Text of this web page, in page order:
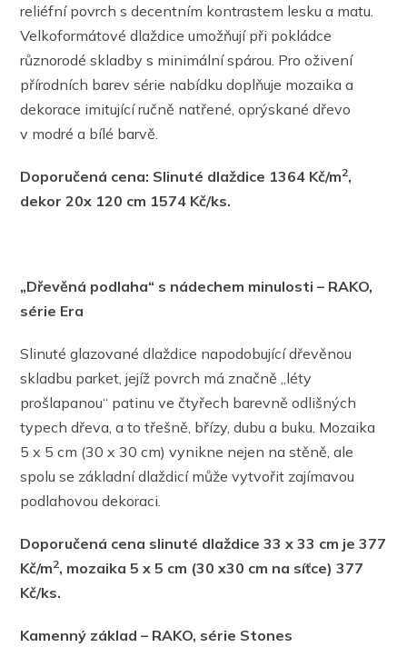
reliéfní povrch s decentním kontrastem lesku a matu.
Velkoformátové dlaždice umožňují při pokládce
různorodé skladby s minimální spárou. Pro oživení
přírodních barev série nabídku doplňuje mozaika a
dekorace imitující ručně natřené, oprýskané dřevo
v modré a bílé barvě.
Doporučená cena: Slinuté dlaždice 1364 Kč/m2,
dekor 20x 120 cm 1574 Kč/ks.
„Dřevěná podlaha“ s nádechem minulosti – RAKO,
série Era
Slinuté glazované dlaždice napodobující dřevěnou
skladbu parket, jejíž povrch má značně „léty
prošlapanou“ patinu ve čtyřech barevně odlišných
typech dřeva, a to třešně, břízy, dubu a buku. Mozaika
5 x 5 cm (30 x 30 cm) vynikne nejen na stěně, ale
spolu se základní dlaždicí může vytvořit zajímavou
podlahovou dekoraci.
Doporučená cena slinuté dlaždice 33 x 33 cm je 377
Kč/m2, mozaika 5 x 5 cm (30 x30 cm na síťce) 377
Kč/ks.
Kamenný základ – RAKO, série Stones